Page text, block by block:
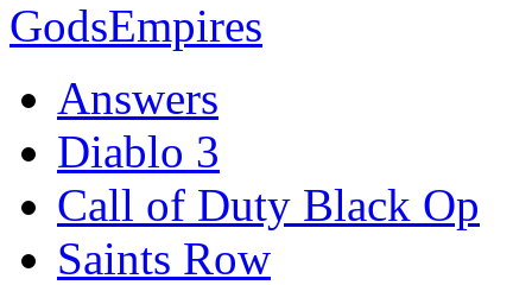
Answers
Diablo 3
Call of Duty Black Op
Saints Row